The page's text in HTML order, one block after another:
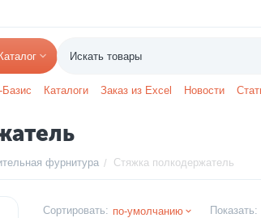
Каталоги Заказ из Excel Новости
фурнитура / Стяжка полкодержатель
Сортировать: по-умолчанию Показать: